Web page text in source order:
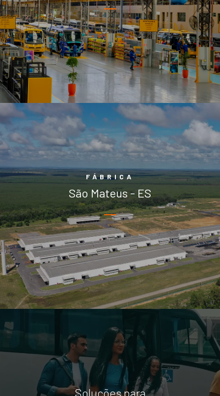
Attack 10
Capacidade máxima de
até 60+1 passageiros
Explore
ATTACK 9
Attack 9
Capacidade máxima de
até 53 passageiros + motorista
Explore
ATTACK 8
Fundada em 1991, a fábrica San Marino possui uma área total de
400.000 m² e 41.200 m² de área construída. Com capacidade
fabril de mais de 6.600 veículos/ano, atualmente conta com uma
equipe de 1.027 funcionários.
FÁBRICA
São Mateus - ES
A fábrica da Volare de São Mateus foi fundada em 2014 e possui
uma área total de 820.000 m² e 65.500 m² de área construída.
Atualmente conta com 1.071 funcionários e capacidade para
produzir até 12.500 veículos/ano.
Soluções para